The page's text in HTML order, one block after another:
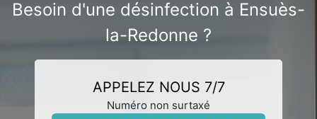
Besoin d'une désinfection à Ensuès-
la-Redonne ?
APPELEZ NOUS 7/7
Numéro non surtaxé